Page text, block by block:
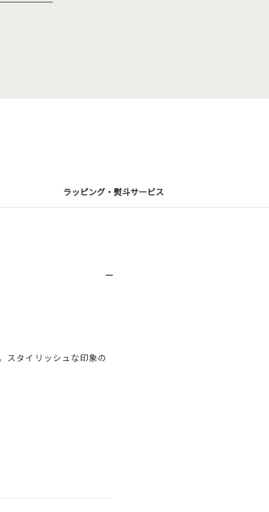
ラッピング・熨斗サービス
スタイリッシュな印象の